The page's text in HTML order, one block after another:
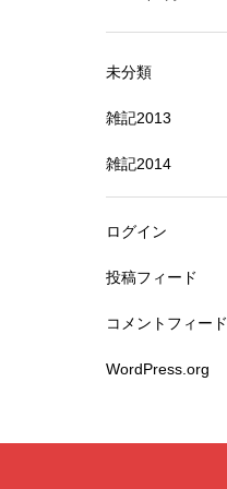
未分類
雑記2013
雑記2014
ログイン
投稿フィード
コメントフィード
WordPress.org